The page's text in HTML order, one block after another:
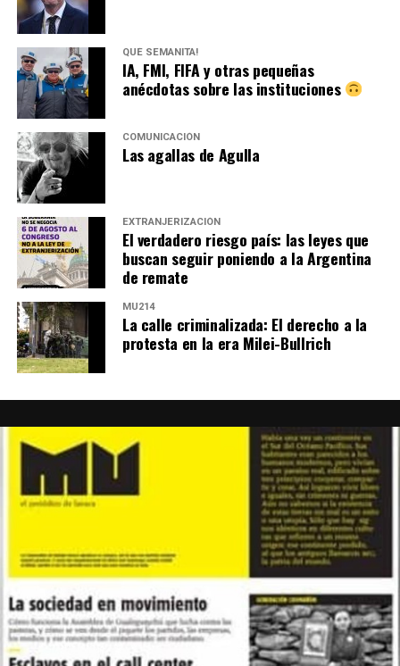
QUÉ SEMANITA!
IA, FMI, FIFA y otras pequeñas
anécdotas sobre las instituciones
COMUNICACIÓN
Las agallas de Agulla
EXTRANJERIZACIÓN
El verdadero riesgo país: las leyes que
buscan seguir poniendo a la Argentina
de remate
MU214
La calle criminalizada: El derecho a la
protesta en la era Milei-Bullrich